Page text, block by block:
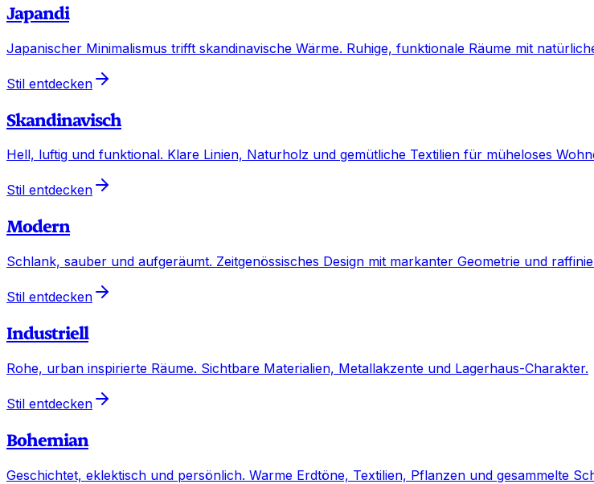
Japandi
Japanischer Minimalismus trifft skandinavische Wärme. Ruhige, funktionale Räume mit
Stil entdecken
Skandinavisch
Hell, luftig und funktional. Klare Linien, Naturholz und gemütliche Textilien für müheloses
Stil entdecken
Modern
Schlank, sauber und aufgeräumt. Zeitgenössisches Design mit markanter Geometrie und
Stil entdecken
Industriell
Rohe, urban inspirierte Räume. Sichtbare Materialien, Metallakzente und Lagerhaus-Charakter.
Stil entdecken
Bohemian
Geschichtet, eklektisch und persönlich. Warme Erdtöne, Textilien, Pflanzen und gesammelte